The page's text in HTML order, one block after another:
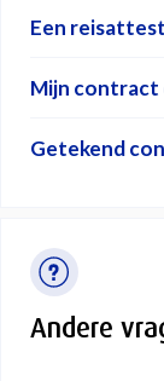
Een
Mijn contract
Getekend
Andere